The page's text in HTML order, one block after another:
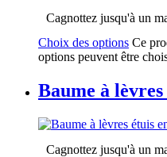
Cagnottez jusqu'à un
Choix des options Ce
options peuvent être
Baume à
Cagnottez jusqu'à un